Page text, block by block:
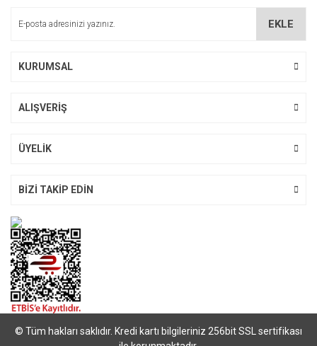
EKLE
KURUMSAL
ALIŞVERİŞ
ÜYELİK
BİZİ TAKİP EDİN
© Tüm hakları saklıdır. Kredi kartı bilgileriniz 256bit SSL sertifikası